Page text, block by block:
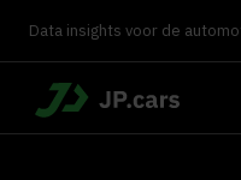
Data insights voor de